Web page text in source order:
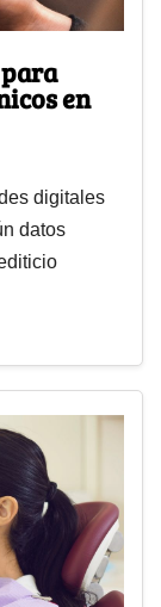
en
digitales
datos